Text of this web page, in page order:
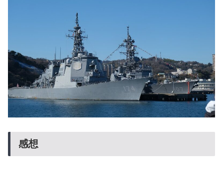
感想